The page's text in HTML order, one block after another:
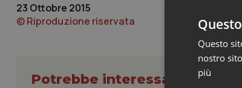
23 Ottobre 2015
© Riproduzione riservata
Potrebbe interessarti in
Questo
nostro
più